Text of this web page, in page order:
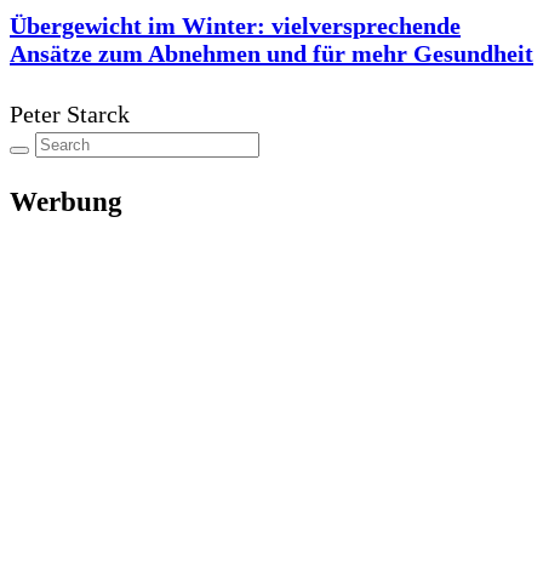
Übergewicht im Winter: vielversprechende
Ansätze zum Abnehmen und für mehr Gesundheit
Peter Starck
Werbung